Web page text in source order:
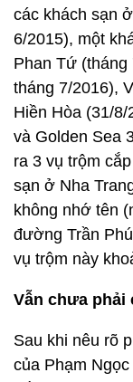
các khách sạn
6/2015), một
Phan Tứ
tháng 7/2016),
Hiền Hòa (31/
và Golden Sea
ra 3 vụ trộm
sạn ở Nha
không nhớ tên
đường Trần
vụ trộm này
Vẫn chưa phải
Sau khi nêu rõ
của Phạm